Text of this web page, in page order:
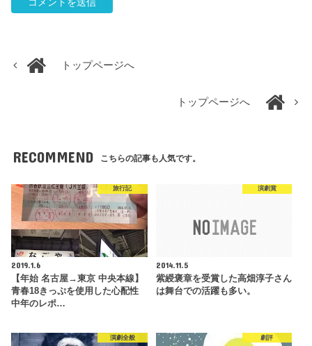
トップページへ
トップページへ
RECOMMEND こちらの記事も人気です。
旅行記
2019.1.6
【年始 名古屋→東京 中央本線】
青春18きっぷを使用した心配性
中年のレポ…
演劇賞
2014.11.5
紫綬褒章を受賞した高畑淳子さん
は舞台での活躍も多い。
演劇全般 劇評